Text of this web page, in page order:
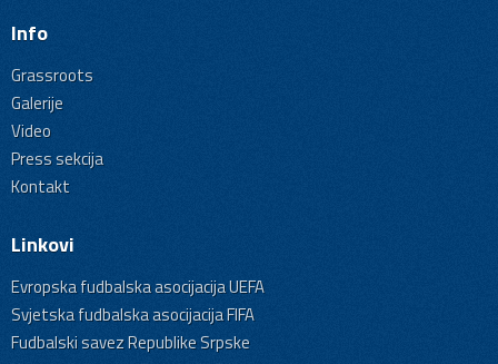
Info
Grassroots
Galerije
Video
Press sekcija
Kontakt
Linkovi
Evropska fudbalska asocijacija UEFA
Svjetska fudbalska asocijacija FIFA
Fudbalski savez Republike Srpske